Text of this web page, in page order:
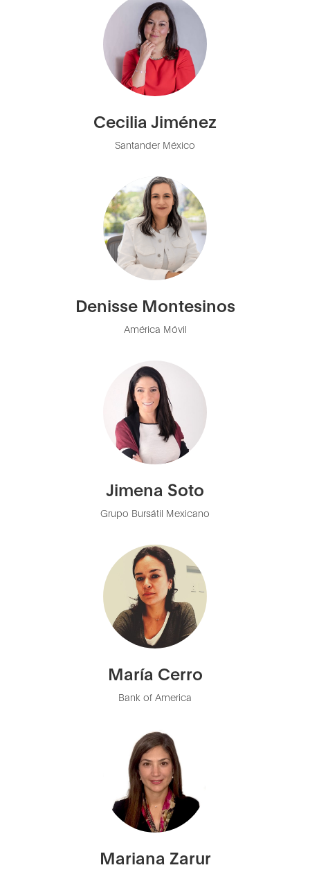
Cecilia Jiménez
Santander México
Denisse Montesinos
América Móvil
Jimena Soto
Grupo Bursátil Mexicano
María Cerro
Bank of America
Mariana Zarur